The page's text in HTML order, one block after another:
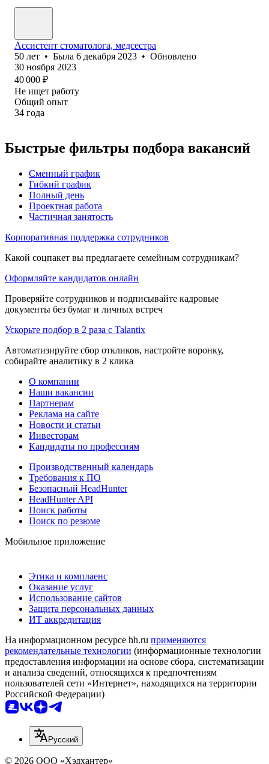
Ассистент стоматолога, медсестра
50 лет • Была 6 декабря 2023 • Обновлено
30 ноября 2023
40 000 ₽
Не ищет работу
Общий опыт
34 года
Быстрые фильтры подбора вакансий
Сменный график
Гибкий график
Полный день
Проектная работа
Частичная занятость
Корпоративная поддержка сотрудников
Какой соцпакет вы предлагаете семейным сотрудникам?
Оформляйте кандидатов онлайн
Проверяйте сотрудников и подписывайте кадровые
документы без бумаг и личных встреч
Ускорьте подбор в 2 раза с Talantix
Автоматизируйте сбор откликов, настройте воронку,
собирайте аналитику в 2 клика
О компании
Наши вакансии
Партнерам
Реклама на сайте
Новости и статьи
Инвесторам
Кандидаты по профессиям
Производственный календарь
Требования к ПО
Безопасный HeadHunter
HeadHunter API
Поиск работы
Поиск по резюме
Мобильное приложение
Этика и комплаенс
Оказание услуг
Использование сайтов
Защита персональных данных
ИТ аккредитация
На информационном ресурсе hh.ru применяются
рекомендательные технологии (информационные технологии
предоставления информации на основе сбора, систематизации
и анализа сведений, относящихся к предпочтениям
пользователей сети «Интернет», находящихся на территории
Российской Федерации)
Русский
© 2026 ООО «Хэдхантер»